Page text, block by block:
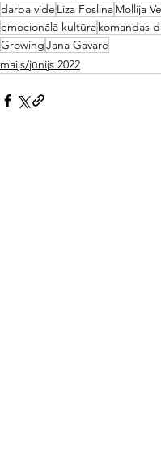
darba vide Liza FoslīnaMollija
emocionālā kultūrakomandas
GrowingJana Gavare
maijs/jūnijs 2022